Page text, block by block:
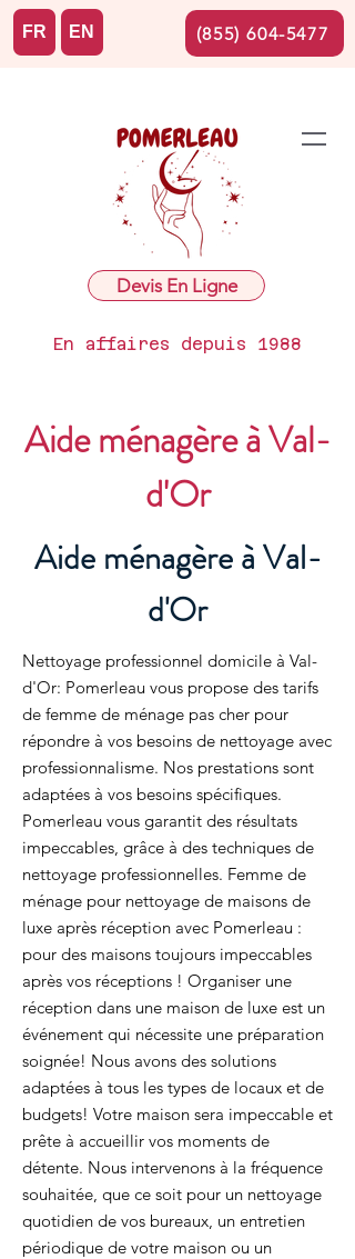
Devis En Ligne
En affaires depuis 1988
FR EN (855) 604-5477
Aide ménagère à Val-
d'Or
Aide ménagère à Val-
d'Or
Nettoyage professionnel domicile à Val-
d'Or: Pomerleau vous propose des tarifs
de femme de ménage pas cher pour
répondre à vos besoins de nettoyage avec
professionnalisme. Nos prestations sont
adaptées à vos besoins spécifiques.
Pomerleau vous garantit des résultats
impeccables, grâce à des techniques de
nettoyage professionnelles. Femme de
ménage pour nettoyage de maisons de
luxe après réception avec Pomerleau :
pour des maisons toujours impeccables
après vos réceptions ! Organiser une
réception dans une maison de luxe est un
événement qui nécessite une préparation
soignée! Nous avons des solutions
adaptées à tous les types de locaux et de
budgets! Votre maison sera impeccable et
prête à accueillir vos moments de
détente. Nous intervenons à la fréquence
souhaitée, que ce soit pour un nettoyage
quotidien de vos bureaux, un entretien
périodique de votre maison ou un